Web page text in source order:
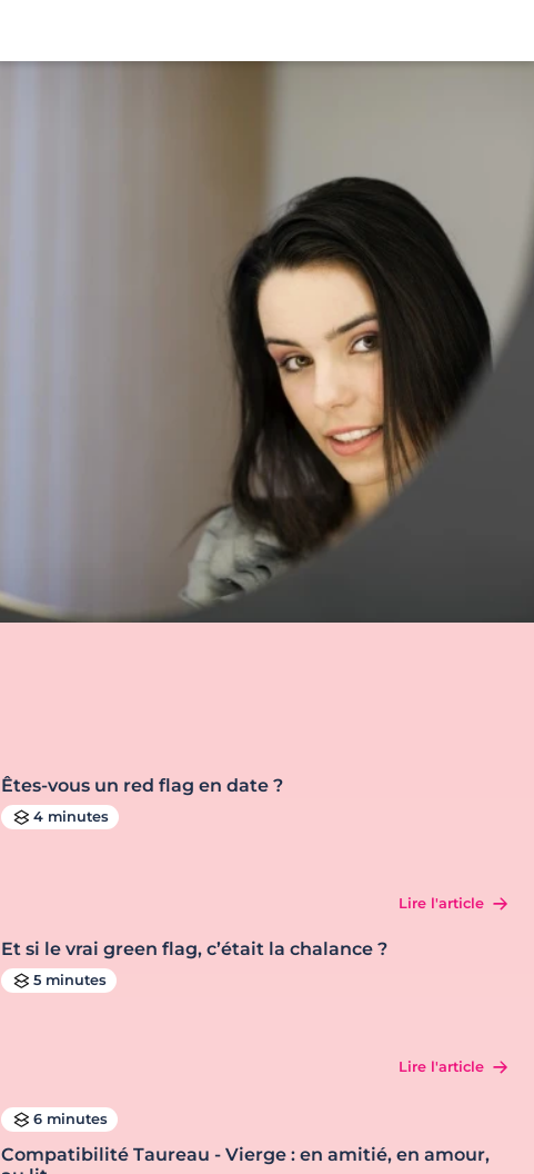
Êtes-vous un red flag en date ?
4 minutes
Lire l'article
Et si le vrai green flag, c’était la chalance ?
5 minutes
Lire l'article
6 minutes
Compatibilité Taureau - Vierge : en amitié, en amour,